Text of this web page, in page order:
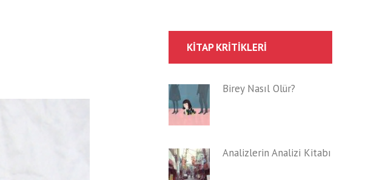
KITAP KRITIKLERI
Birey Nasıl Ölür?
Analizlerin Analizi Kitabı